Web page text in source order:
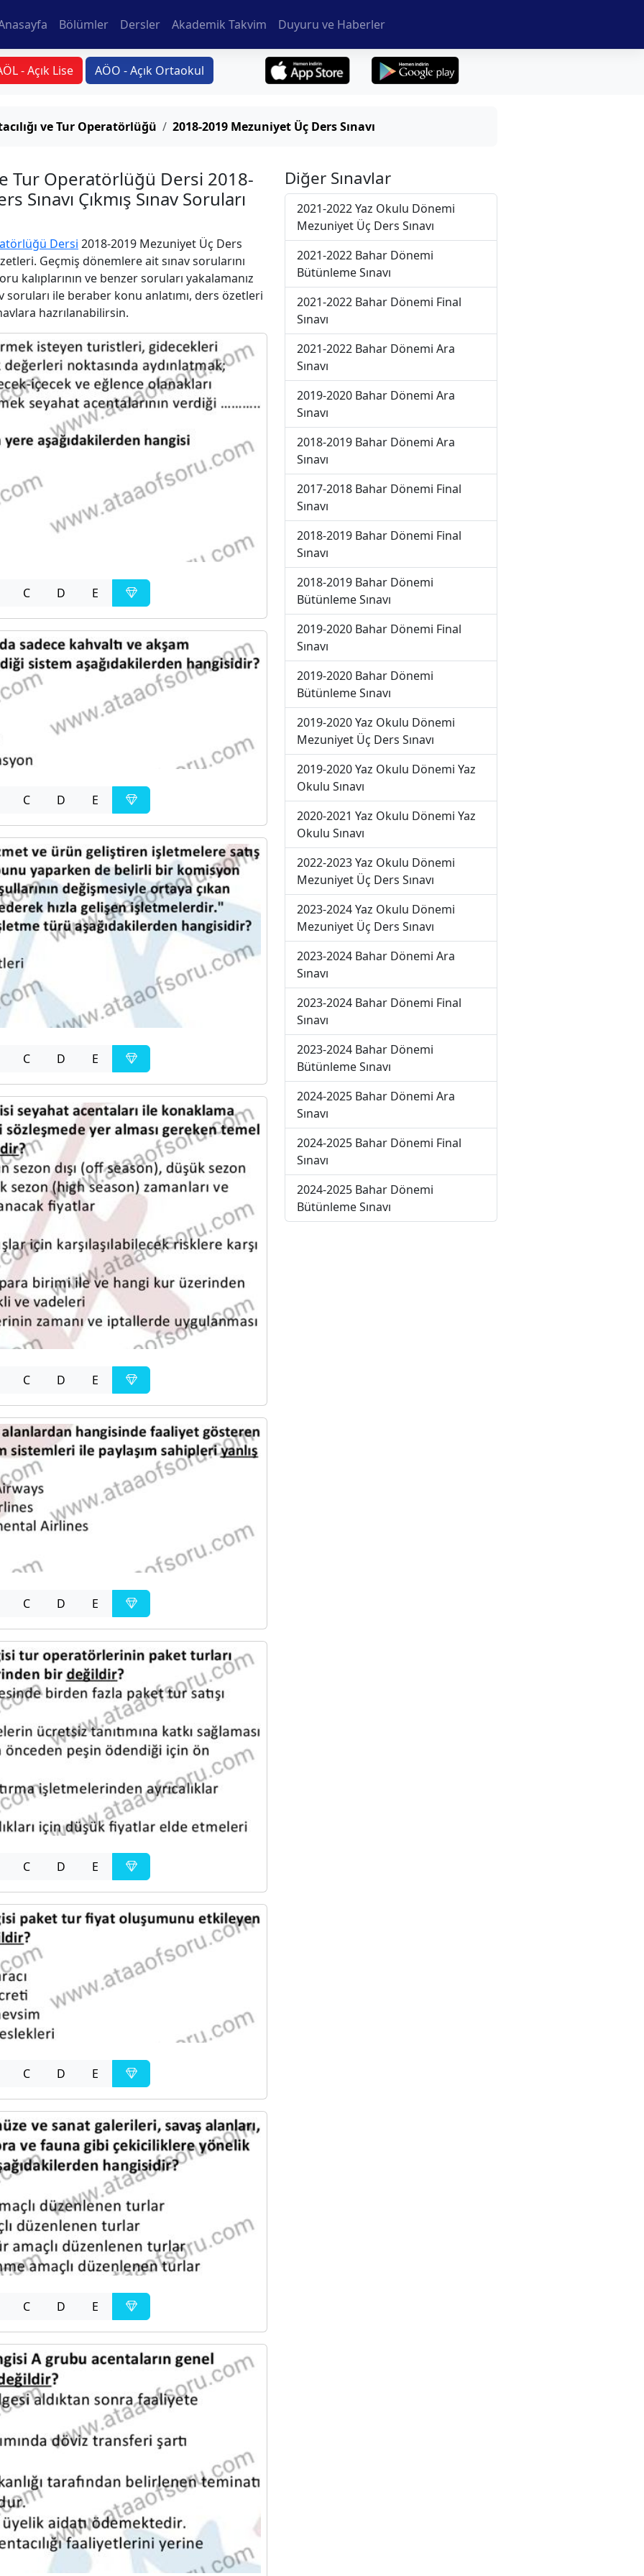
Bölümler Dersler Akademik Takvim Duyuru ve Haberler
- Açık Lise AÖO - Açık Ortaokul
ve Tur Operatörlüğü 2018-2019 Mezuniyet Üç Ders Sınavı
Tur Operatörlüğü Dersi 2018-
Çıkmış Sınav Soruları
Dersi 2018-2019 Mezuniyet Üç Ders
Geçmiş dönemlere ait sınav sorularını
kalıplarının ve benzer soruları yakalamanız
soruları ile beraber konu anlatımı, ders özetleri
hazrılanabilirsin.
C D E
C D E
C D E
C D E
C D E
C D E
C D E
C D E
Diğer Sınavlar
2021-2022 Yaz Okulu Dönemi
Mezuniyet Üç Ders Sınavı
2021-2022 Bahar Dönemi
Bütünleme Sınavı
2021-2022 Bahar Dönemi Final
Sınavı
2021-2022 Bahar Dönemi Ara
Sınavı
2019-2020 Bahar Dönemi Ara
Sınavı
2018-2019 Bahar Dönemi Ara
Sınavı
2017-2018 Bahar Dönemi Final
Sınavı
2018-2019 Bahar Dönemi Final
Sınavı
2018-2019 Bahar Dönemi
Bütünleme Sınavı
2019-2020 Bahar Dönemi Final
Sınavı
2019-2020 Bahar Dönemi
Bütünleme Sınavı
2019-2020 Yaz Okulu Dönemi
Mezuniyet Üç Ders Sınavı
2019-2020 Yaz Okulu Dönemi Yaz
Okulu Sınavı
2020-2021 Yaz Okulu Dönemi Yaz
Okulu Sınavı
2022-2023 Yaz Okulu Dönemi
Mezuniyet Üç Ders Sınavı
2023-2024 Yaz Okulu Dönemi
Mezuniyet Üç Ders Sınavı
2023-2024 Bahar Dönemi Ara
Sınavı
2023-2024 Bahar Dönemi Final
Sınavı
2023-2024 Bahar Dönemi
Bütünleme Sınavı
2024-2025 Bahar Dönemi Ara
Sınavı
2024-2025 Bahar Dönemi Final
Sınavı
2024-2025 Bahar Dönemi
Bütünleme Sınavı